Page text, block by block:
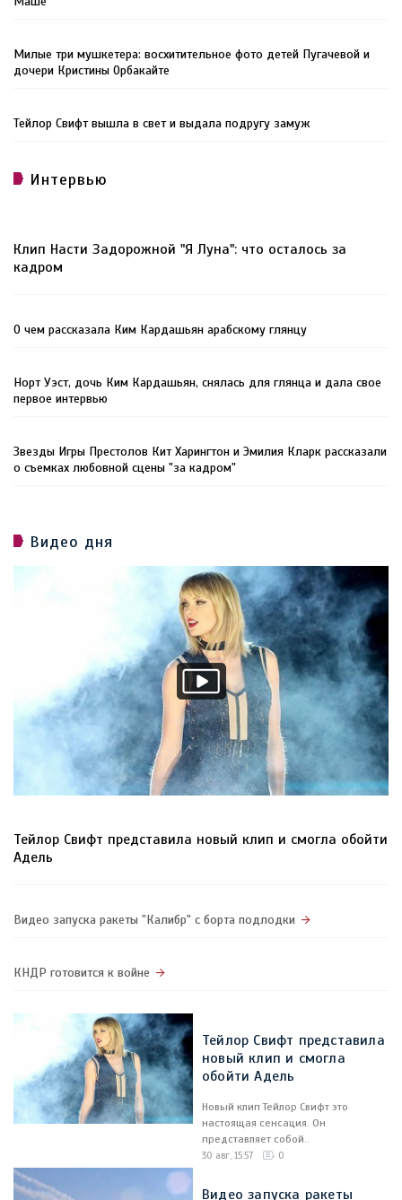
Милые три мушкетера: восхитительное фото детей Пугачевой и
дочери Кристины Орбакайте
Тейлор Свифт вышла в свет и выдала подругу замуж
Интервью
Клип Насти Задорожной "Я Луна": что осталось за
кадром
О чем рассказала Ким Кардашьян арабскому глянцу
Норт Уэст, дочь Ким Кардашьян, снялась для глянца и дала свое
первое интервью
Звезды Игры Престолов Кит Харингтон и Эмилия Кларк рассказали
о съемках любовной сцены "за кадром"
Видео дня
Тейлор Свифт представила новый клип и смогла обойти
Адель
Видео запуска ракеты "Калибр" с борта подлодки
КНДР готовится к войне
Тейлор Свифт представила
новый клип и смогла
обойти Адель
Новый клип Тейлор Свифт это
настоящая сенсация. Он
представляет собой..
30 авг, 15:57
0
Видео запуска ракеты